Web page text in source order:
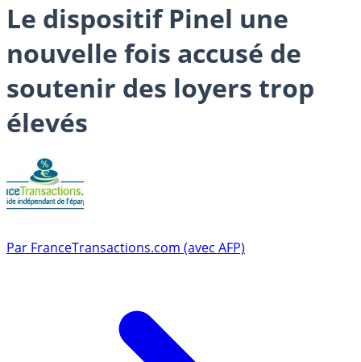
Le dispositif Pinel une
nouvelle fois accusé de
soutenir des loyers trop
élevés
Par FranceTransactions.com (avec AFP)